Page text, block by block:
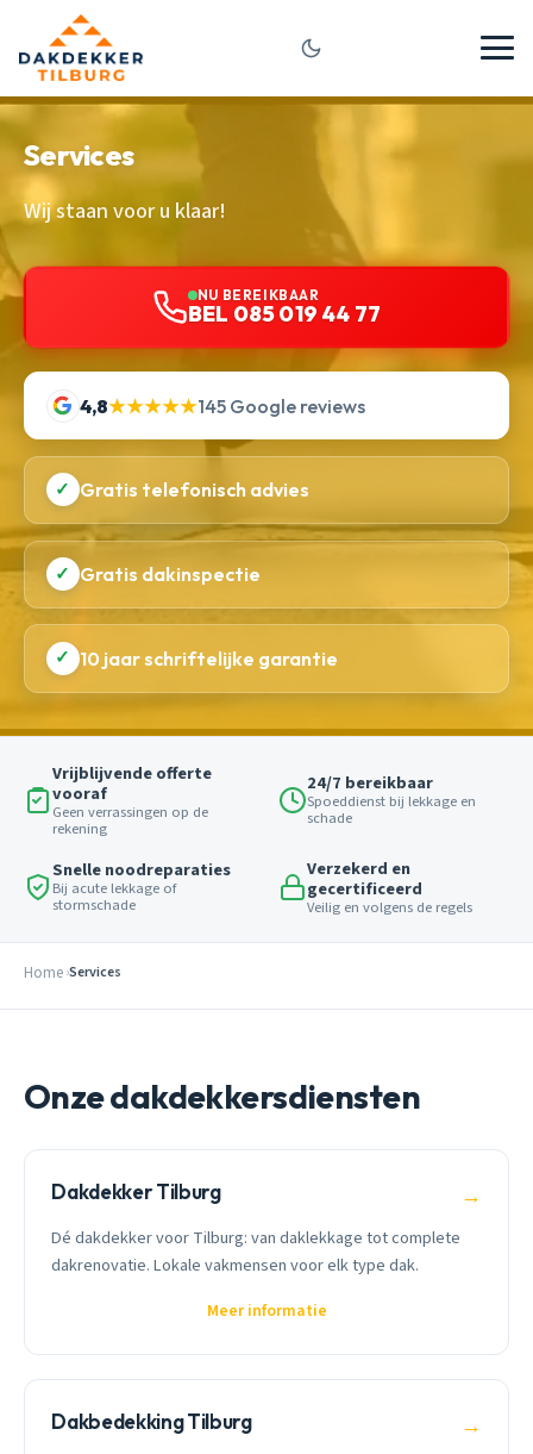
Services
Wij staan voor u klaar!
NU BEREIKBAAR
BEL 085 019 44 77
4,8★★★★★145 Google reviews
✓ Gratis telefonisch advies
✓ Gratis dakinspectie
✓ 10 jaar schriftelijke garantie
Vrijblijvende offerte
vooraf
Geen verrassingen op de
rekening
24/7 bereikbaar
Spoeddienst bij lekkage en
schade
Snelle noodreparaties
Bij acute lekkage of
stormschade
Verzekerd en
gecertificeerd
Veilig en volgens de regels
Home Services
Onze dakdekkersdiensten
Dakdekker Tilburg →
Dé dakdekker voor Tilburg: van daklekkage tot complete
dakrenovatie. Lokale vakmensen voor elk type dak.
Meer informatie
Dakbedekking Tilburg →